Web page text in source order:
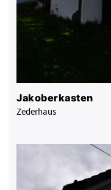
Jakoberkasten
Zederhaus